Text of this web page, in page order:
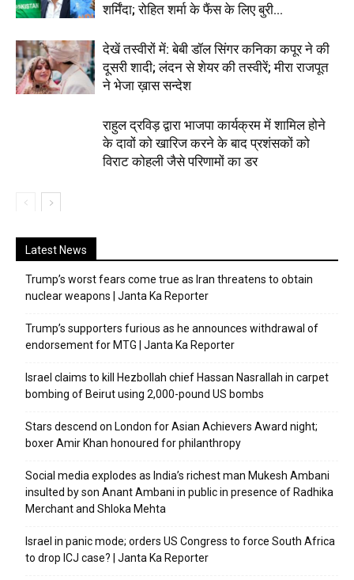
शर्मिंदा; रोहित शर्मा के फैंस के लिए बुरी...
देखें तस्वीरों में: बेबी डॉल सिंगर कनिका कपूर ने की
दूसरी शादी; लंदन से शेयर की तस्वीरें; मीरा राजपूत
ने भेजा ख़ास सन्देश
राहुल द्रविड़ द्वारा भाजपा कार्यक्रम में शामिल होने
के दावों को खारिज करने के बाद प्रशंसकों को
विराट कोहली जैसे परिणामों का डर
Latest News
Trump’s worst fears come true as Iran threatens to obtain
nuclear weapons | Janta Ka Reporter
Trump’s supporters furious as he announces withdrawal of
endorsement for MTG | Janta Ka Reporter
Israel claims to kill Hezbollah chief Hassan Nasrallah in carpet
bombing of Beirut using 2,000-pound US bombs
Stars descend on London for Asian Achievers Award night;
boxer Amir Khan honoured for philanthropy
Social media explodes as India’s richest man Mukesh Ambani
insulted by son Anant Ambani in public in presence of Radhika
Merchant and Shloka Mehta
Israel in panic mode; orders US Congress to force South Africa
to drop ICJ case? | Janta Ka Reporter